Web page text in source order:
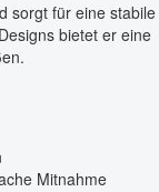
sorgt für eine stabile
bietet er eine
Mitnahme